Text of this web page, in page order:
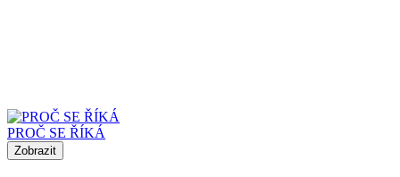
PROČ SE ŘÍKÁ
Zobrazit